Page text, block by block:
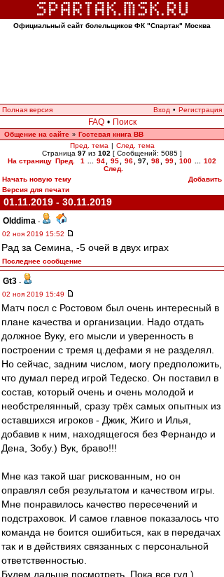
Официальный сайт болельщиков ФК "Спартак" Москва
Полная версия Вход • Регистрация
FAQ • Поиск
Общение на сайте » Гостевая книга ВВ
Пред. тема | След. тема
Страница 97 из 102 [ Сообщений: 5085 ]
На страницу Пред. 1 94 95 96 97 98 99 100
102
След.
Начать новую тему
Добавить
Версия для печати
01.11.2019 - 30.11.2019
Olddima -
02 ноя 2019 15:52
Рад за Семина, -5 очей в двух играх
Последнее сообщение
Gt3 -
02 ноя 2019 15:49
Матч посл с Ростовом был очень интересный в
плане качества и организации. Надо отдать
должное Вуку, его мысли и уверенность в
построении с тремя ц.дефами я не разделял.
Но сейчас, задним числом, могу предположить,
что думал перед игрой Тедеско. Он поставил в
состав, который очень и очень молодой и
необстрелянный, сразу трёх самых опытных из
оставшихся игроков - Джик, Жиго и Илья,
добавив к ним, находящегося без Фернандо и
Дена, Зобу.) Вук, браво!!!
Мне каз такой шаг рискованным, но он
оправлял себя результатом и качеством игры.
Мне понравилось качество пересечений и
подстраховок. И самое главное показалось что
команда не боится ошибиться, как в передачах
так и в действиях связанных с персональной
ответственностью.
Будем дальше посмотреть. Пока все гуд.)